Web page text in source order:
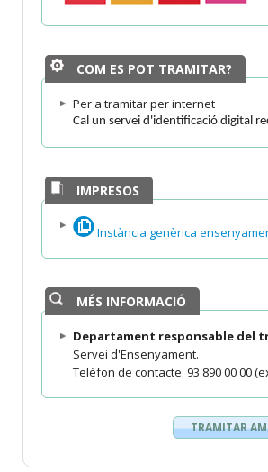
COM ES POT TRAMITAR?
Per a tramitar per internet
Cal un servei d'identificació digital
IMPRESOS
Instància genèrica
MÉS INFORMACIÓ
Departament responsable del
Servei d'Ensenyament.
Telèfon de contacte: 93 890 00 00
TRAMITAR